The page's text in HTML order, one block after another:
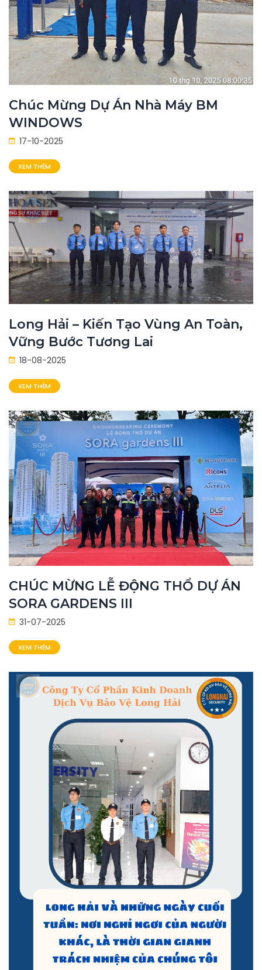
Chúc Mừng Dự Án Nhà Máy BM
WINDOWS
17-10-2025
XEM THÊM
Long Hải – Kiến Tạo Vùng An Toàn,
Vững Bước Tương Lai
18-08-2025
XEM THÊM
CHÚC MỪNG LỄ ĐỘNG THỔ DỰ ÁN
SORA GARDENS III
31-07-2025
XEM THÊM